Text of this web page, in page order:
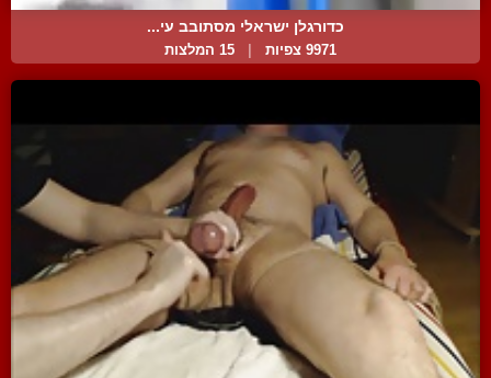
כדורגלן ישראלי מסתובב עי...
9971 צפיות 15 המלצות